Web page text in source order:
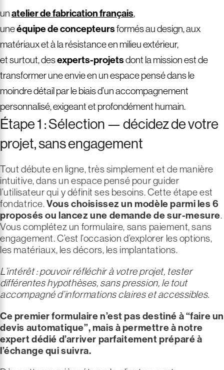
unatelier de fabrication français,
uneéquipe de concepteursformés au design, aux
matériaux et à la résistance en milieu extérieur,
et surtout, desexperts-projetsdont la mission est de
transformer une envie en un espace pensé dans le
moindre détail par le biais d’un accompagnement
personnalisé, exigeant et profondément humain.
Étape 1 : Sélection — décidez de votre
projet, sans engagement
Tout débute en ligne, très simplement et de manière
intuitive, dans un espace pensé pour guider
l’utilisateur qui y définit ses besoins. Cette étape est
fondatrice.Vous choisissez un modèle parmi les 6
proposés ou lancez une demande de sur-mesure.
Vous complétez un formulaire, sans paiement, sans
engagement. C’est l’occasion d’explorer les options,
les matériaux, les décors, les implantations.
L’intérêt : pouvoir réfléchir à votre projet, tester
différentes hypothèses, sans pression, le tout
accompagné d’informations claires et accessibles.
Ce premier formulaire n’est pas destiné à “faire un
devis automatique”, mais à permettre à notre
expert dédié d’arriver parfaitement préparé à
l’échange qui suivra.